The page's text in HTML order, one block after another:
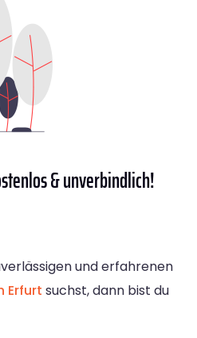
& unverbindlich!
und erfahrenen
Erfurt suchst, dann bist du